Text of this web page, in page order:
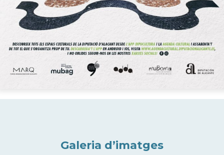
Galeria d’imatges